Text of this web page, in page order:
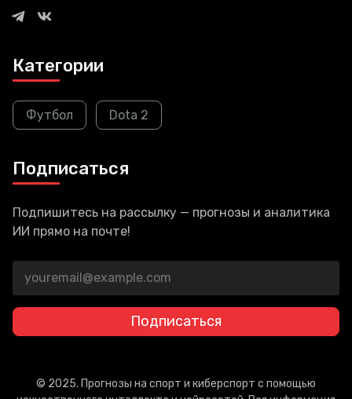
Категории
Футбол Dota 2
Подписаться
Подпишитесь на рассылку — прогнозы и аналитика
ИИ прямо на почте!
Подписаться
© 2025. Прогнозы на спорт и киберспорт с помощью